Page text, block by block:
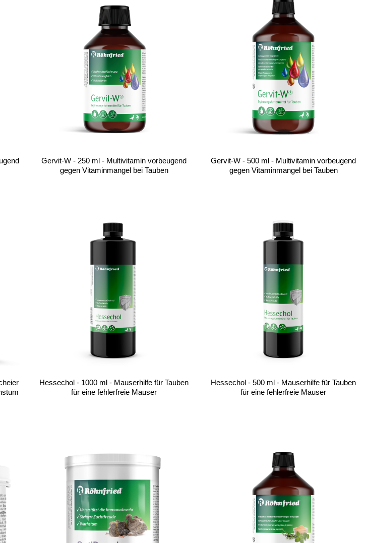
Gervit-W - 250 ml - Multivitamin vorbeugend
gegen Vitaminmangel bei Tauben
Gervit-W - 500 ml - Multivitamin vorbeugend
gegen Vitaminmangel bei Tauben
Hessechol - 1000 ml - Mauserhilfe für Tauben
für eine fehlerfreie Mauser
Hessechol - 500 ml - Mauserhilfe für Tauben
für eine fehlerfreie Mauser